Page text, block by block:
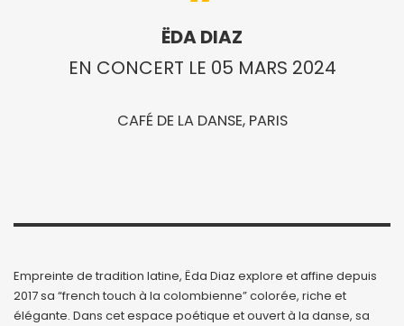
ËDA DIAZ
EN CONCERT LE 05 MARS 2024
CAFÉ DE LA DANSE, PARIS
Empreinte de tradition latine, Ëda Diaz explore et affine depuis
2017 sa “french touch à la colombienne” colorée, riche et
élégante. Dans cet espace poétique et ouvert à la danse, sa